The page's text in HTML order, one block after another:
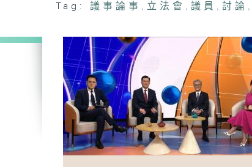
Tag:
議事論事 ,立法會 ,議員 ,討論